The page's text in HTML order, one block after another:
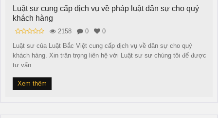
Luật sư cung cấp dịch vụ về pháp luật dân sự cho quý
khách hàng
2158 0
0
Luật sư của Luật Bắc Việt cung cấp dịch vụ về dân sự cho quý
khách hàng. Xin trân trọng liên hệ với Luật sư sư chúng tôi để được
tư vấn.
Xem thêm